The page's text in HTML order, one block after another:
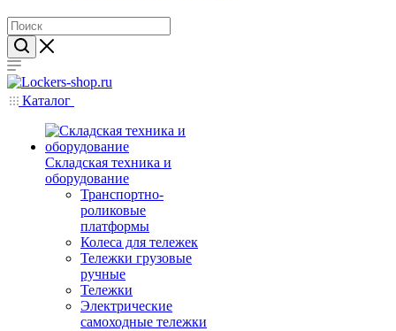
Каталог
Складская техника и
оборудование
Транспортно-
роликовые
платформы
Колеса для тележек
Тележки грузовые
ручные
Тележки
Электрические
самоходные тележки